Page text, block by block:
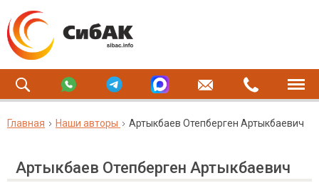
Главная Наши авторы Артыкбаев Отепберген Артыкбаевич
Артыкбаев Отепберген Артыкбаевич